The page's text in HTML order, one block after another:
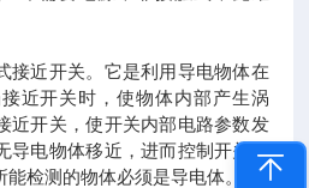
接近开关。它是利用导电物体在
近开关时，使物体内部产生涡
近开关，使开关内部电路参数发
导电物体移近，进而控制开关的
检测的物体必须是导电体。